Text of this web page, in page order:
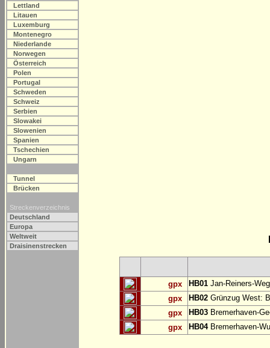
Lettland
Litauen
Luxemburg
Montenegro
Niederlande
Norwegen
Österreich
Polen
Portugal
Schweden
Schweiz
Serbien
Slowakei
Slowenien
Spanien
Tschechien
Ungarn
Tunnel
Brücken
Streckenverzeichnis
Deutschland
Europa
Weltweit
Draisinenstrecken
gpx HB01 Jan-Reiners-
gpx
HB02 Grünzug West:
gpx
HB03 Bremerhaven-
gpx
HB04Bremerhaven-